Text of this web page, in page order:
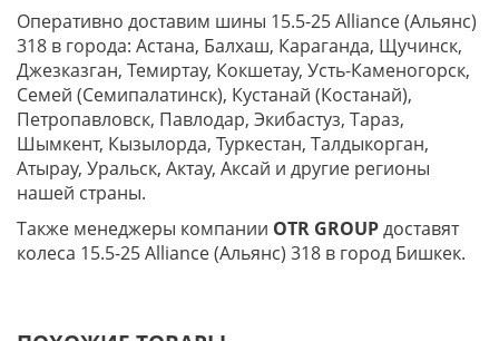
Оперативно доставим шины 15.5-25 Alliance (Альянс)
318 в города: Астана, Балхаш, Караганда, Щучинск,
Джезказган, Темиртау, Кокшетау, Усть-Каменогорск,
Семей (Семипалатинск), Кустанай (Костанай),
Петропавловск, Павлодар, Экибастуз, Тараз,
Шымкент, Кызылорда, Туркестан, Талдыкорган,
Атырау, Уральск, Актау, Аксай и другие регионы
нашей страны.
Также менеджеры компании OTR GROUPдоставят
колеса 15.5-25 Alliance (Альянс) 318 в город Бишкек.